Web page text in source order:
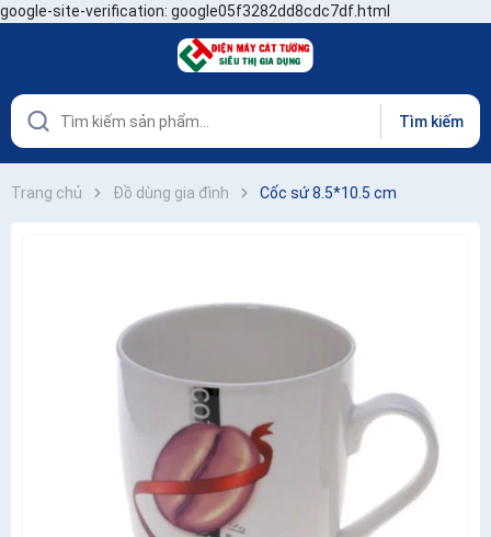
google-site-verification: google05f3282dd8cdc7df.html
Tìm kiếm
Trang chủ Đồ dùng gia đình Cốc sứ 8.5*10.5 cm